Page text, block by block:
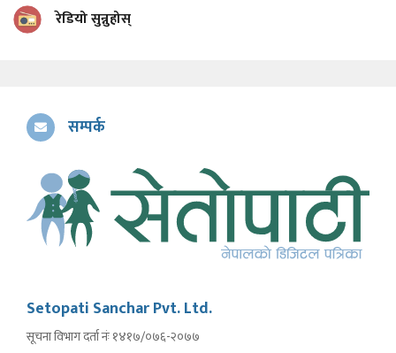
रेडियो सुन्नुहोस्
सम्पर्क
Setopati Sanchar Pvt. Ltd.
सूचना विभाग दर्ता नंः १४१७/०७६-२०७७